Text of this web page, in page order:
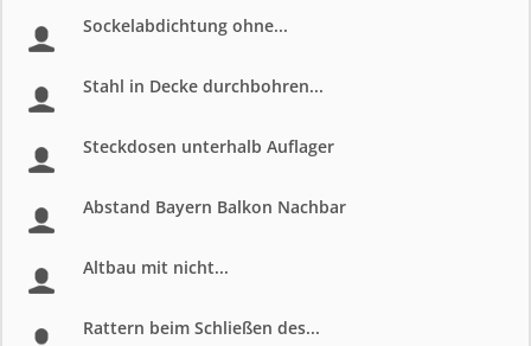
Sockelabdichtung ohne...
Stahl in Decke durchbohren...
Steckdosen unterhalb Auflager
Abstand Bayern Balkon Nachbar
Altbau mit nicht...
Rattern beim Schließen des...